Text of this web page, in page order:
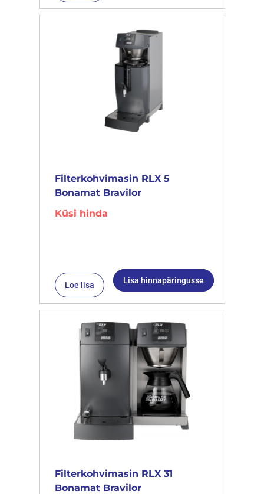
Filterkohvimasin RLX 5
Bonamat Bravilor
Küsi hinda
Loe lisa Lisa hinnapäringusse
Filterkohvimasin RLX 31
Bonamat Bravilor